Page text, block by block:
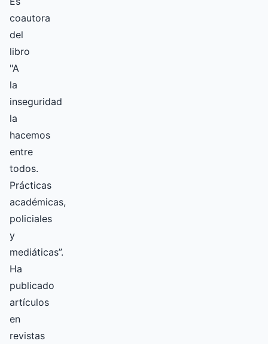
coautora
del
libro
"A
la
inseguridad
la
hacemos
entre
todos.
Prácticas
académicas,
policiales
y
mediáticas”.
Ha
publicado
artículos
en
revistas